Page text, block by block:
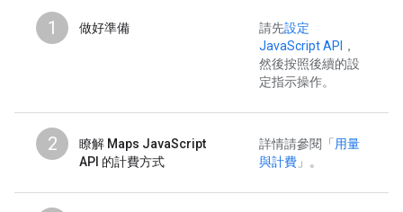
1 做好準備 請先設定
JavaScript API
，
然後按照後續的設
定指示操作。
2
瞭解 Maps JavaScript
API 的計費方式
詳情請參閱「 用量
與計費 」。